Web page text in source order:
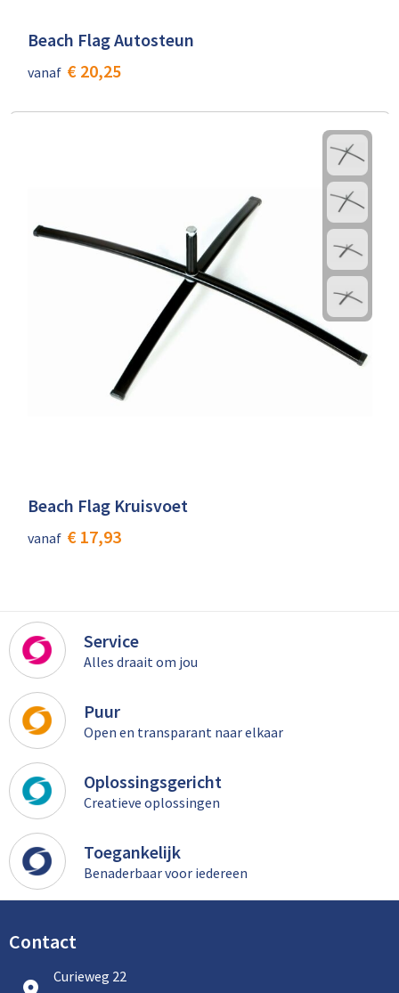
Beach Flag Autosteun
vanaf € 20,25
Beach Flag Kruisvoet
vanaf € 17,93
Service
Alles draait om jou
Puur
Open en transparant naar elkaar
Oplossingsgericht
Creatieve oplossingen
Toegankelijk
Benaderbaar voor iedereen
Contact
Curieweg 22